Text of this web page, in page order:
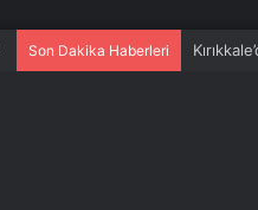
Son Dakika Haberleri